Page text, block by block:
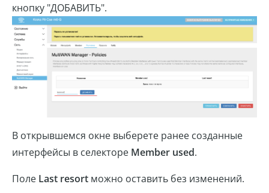
кнопку "ДОБАВИТЬ".
В открывшемся окне выберете ранее созданные
интерфейсы в селекторе Member used.
Поле Last resort можно оставить без изменений.